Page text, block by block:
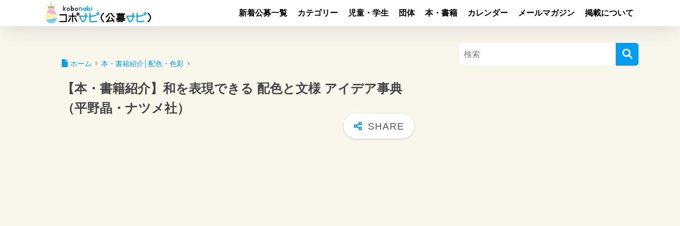
新着公募一覧 カテゴリー 児童・学生 団体 本・書籍 カレンダー メールマガジン 掲載について
ホーム 本・書籍紹介│配色・色彩
【本・書籍紹介】和を表現できる 配色と文様 アイデア事典
（平野晶・ナツメ社）